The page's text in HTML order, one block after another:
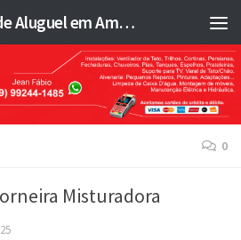
Jean Fabio - Marido de Aluguel em Americana SP e região - JFMA
0
Misturadora